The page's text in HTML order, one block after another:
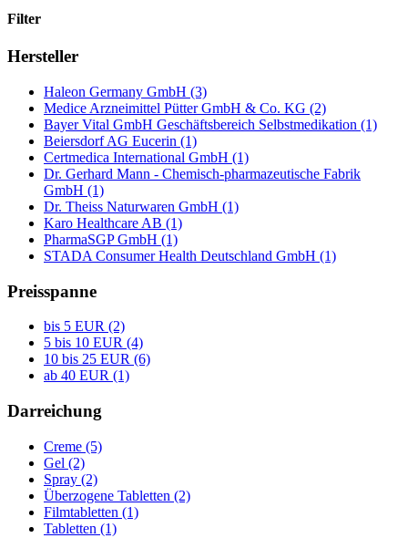
Filter
Hersteller
Haleon Germany GmbH (3)
Medice Arzneimittel Pütter GmbH & Co. KG (2)
Bayer Vital GmbH Geschäftsbereich Selbstmedikation (1)
Beiersdorf AG Eucerin (1)
Certmedica International GmbH (1)
Dr. Gerhard Mann - Chemisch-pharmazeutische Fabrik
GmbH (1)
Dr. Theiss Naturwaren GmbH (1)
Karo Healthcare AB (1)
PharmaSGP GmbH (1)
STADA Consumer Health Deutschland GmbH (1)
Preisspanne
bis 5 EUR (2)
5 bis 10 EUR (4)
10 bis 25 EUR (6)
ab 40 EUR (1)
Darreichung
Creme (5)
Gel (2)
Spray (2)
Überzogene Tabletten (2)
Filmtabletten (1)
Tabletten (1)